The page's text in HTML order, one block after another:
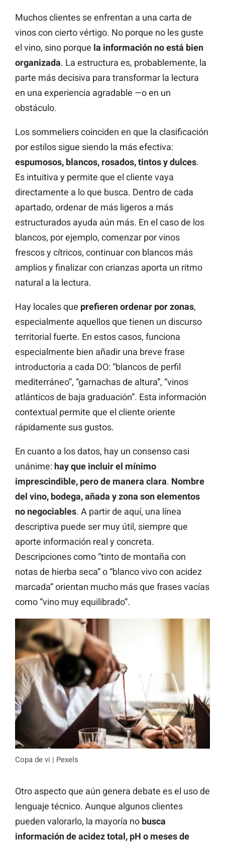
Muchos clientes se enfrentan a una carta de
vinos con cierto vértigo. No porque no les guste
el vino, sino porque la información no está bien
organizada. La estructura es, probablemente, la
parte más decisiva para transformar la lectura
en una experiencia agradable —o en un
obstáculo.
Los sommeliers coinciden en que la clasificación
por estilos sigue siendo la más efectiva:
espumosos, blancos, rosados, tintos y dulces.
Es intuitiva y permite que el cliente vaya
directamente a lo que busca. Dentro de cada
apartado, ordenar de más ligeros a más
estructurados ayuda aún más. En el caso de los
blancos, por ejemplo, comenzar por vinos
frescos y cítricos, continuar con blancos más
amplios y finalizar con crianzas aporta un ritmo
natural a la lectura.
Hay locales que prefieren ordenar por zonas,
especialmente aquellos que tienen un discurso
territorial fuerte. En estos casos, funciona
especialmente bien añadir una breve frase
introductoria a cada DO: “blancos de perfil
mediterráneo”, “garnachas de altura”, “vinos
atlánticos de baja graduación”. Esta información
contextual permite que el cliente oriente
rápidamente sus gustos.
En cuanto a los datos, hay un consenso casi
unánime: hay que incluir el mínimo
imprescindible, pero de manera clara. Nombre
del vino, bodega, añada y zona son elementos
no negociables. A partir de aquí, una línea
descriptiva puede ser muy útil, siempre que
aporte información real y concreta.
Descripciones como “tinto de montaña con
notas de hierba seca” o “blanco vivo con acidez
marcada” orientan mucho más que frases vacías
como “vino muy equilibrado”.
Copa de vi | Pexels
Otro aspecto que aún genera debate es el uso de
lenguaje técnico. Aunque algunos clientes
pueden valorarlo, la mayoría no busca
información de acidez total, pH o meses de